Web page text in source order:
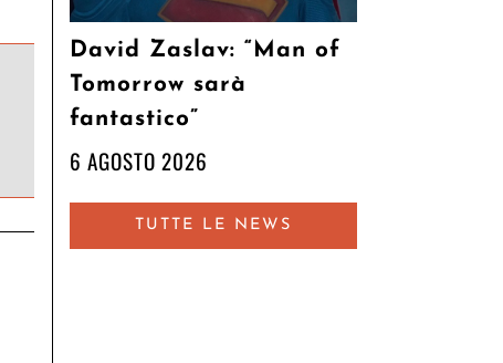
David Zaslav: “Man of
Tomorrow sarà
fantastico”
6 AGOSTO 2026
TUTTE LE NEWS